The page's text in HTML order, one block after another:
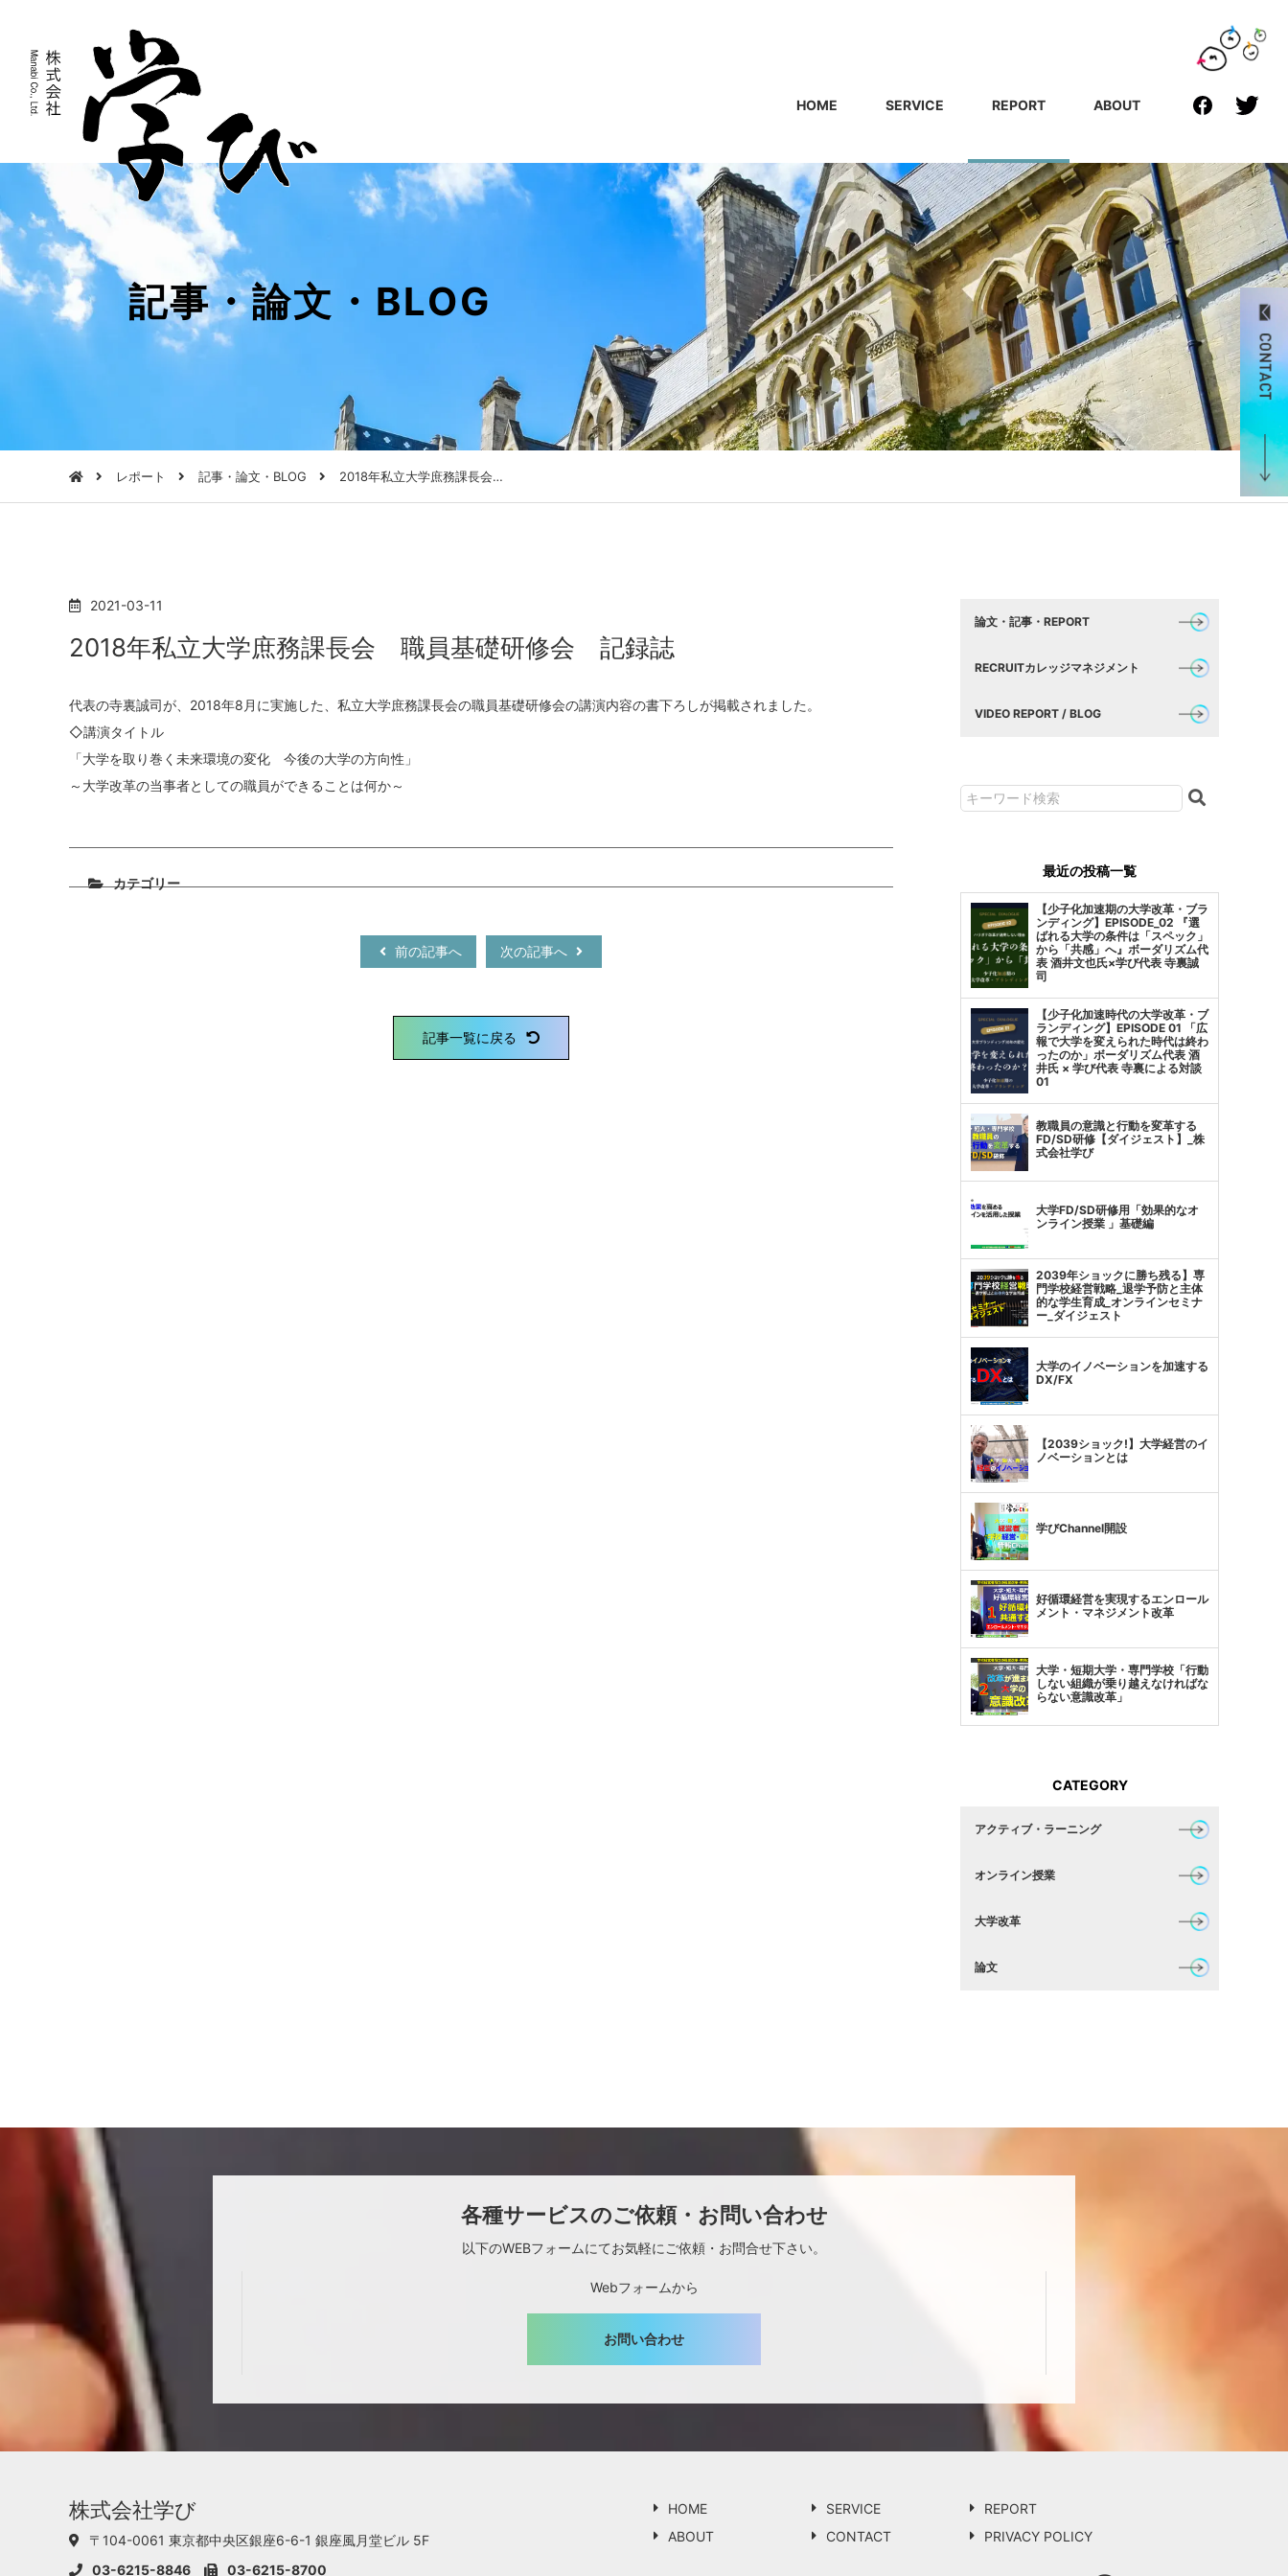
HOME SERVICE REPORT ABOUT
記事・論文・BLOG
レポート 記事・論文・BLOG 2018年私立大学庶務課長会…
2021-03-11
2018年私立大学庶務課長会 職員基礎研修会 記録誌
代表の寺裏誠司が、2018年8月に実施した、私立大学庶務課長会の職員基礎研修会の講演内容の書下ろしが掲載されました。
◇講演タイトル
「大学を取り巻く未来環境の変化 今後の大学の方向性」
～大学改革の当事者としての職員ができることは何か～
カテゴリー
前の記事へ 次の記事へ
記事一覧に戻る
論文・記事・REPORT
RECRUITカレッジマネジメント
VIDEO REPORT / BLOG
最近の投稿一覧
【少子化加速期の大学改革・ブラ
ンディング】EPISODE_02 『選
ばれる大学の条件は「スペック」
から「共感」へ』ボーダリズム代
表 酒井文也氏×学び代表 寺裏誠
司
【少子化加速時代の大学改革・ブ
ランディング】EPISODE 01 「広
報で大学を変えられた時代は終わ
ったのか」ボーダリズム代表 酒
井氏 × 学び代表 寺裏による対談
01
教職員の意識と行動を変革する
FD/SD研修【ダイジェスト】_株
式会社学び
大学FD/SD研修用「効果的なオ
ンライン授業 」基礎編
2039年ショックに勝ち残る】専
門学校経営戦略_退学予防と主体
的な学生育成_オンラインセミナ
ー_ダイジェスト
大学のイノベーションを加速する
DX/FX
【2039ショック!】大学経営のイ
ノベーションとは
学びChannel開設
好循環経営を実現するエンロール
メント・マネジメント改革
大学・短期大学・専門学校「行動
しない組織が乗り越えなければな
らない意識改革」
CATEGORY
アクティブ・ラーニング
オンライン授業
大学改革
論文
各種サービスのご依頼・お問い合わせ
以下のWEBフォームにてお気軽にご依頼・お問合せ下さい。
Webフォームから
お問い合わせ
株式会社学び
〒104-0061 東京都中央区銀座6-6-1 銀座風月堂ビル 5F
03-6215-8846
03-6215-8700
HOME SERVICE
REPORT
ABOUT
CONTACT PRIVACY POLICY